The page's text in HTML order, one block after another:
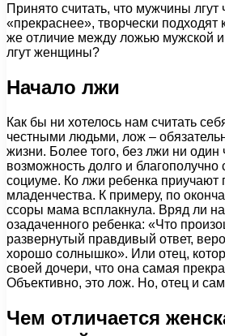
Принято считать, что мужчины
«прекраснее», творчески подходят
же отличие между ложью мужской и
лгут женщины?
Начало лжи
Как бы ни хотелось нам считать
честными людьми, лож –
жизни. Более того, без лжи ни один
возможность долго и благополучно
социуме. Ко лжи ребенка приучают
младенчества. К примеру, по
ссоры мама всплакнула. Вряд ли
озадаченного ребенка: «Что
развернутый правдивый ответ,
хорошо солнышко». Или отец,
своей дочери, что она самая
Объективно, это лож. Но, отец и
Чем отличается